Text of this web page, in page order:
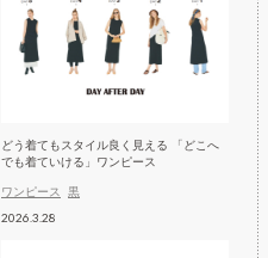
どう着てもスタイル良く見える 「どこへ
でも着ていける」ワンピース
ワンピース 黒
2026.3.28